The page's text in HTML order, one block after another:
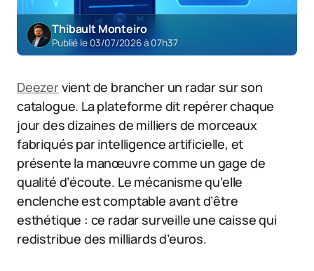
Thibault Monteiro
Publié le 03/07/2026 à 07h37
Deezervient de brancher un radar sur son
catalogue. La plateforme dit repérer chaque
jour des dizaines de milliers de morceaux
fabriqués par intelligence artificielle, et
présente la manœuvre comme un gage de
qualité d’écoute. Le mécanisme qu’elle
enclenche est comptable avant d’être
esthétique : ce radar surveille une caisse qui
redistribue des milliards d’euros.